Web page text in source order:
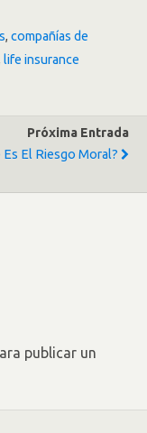
, compañías de
life insurance
Próxima Entrada
Es El Riesgo Moral?
publicar un